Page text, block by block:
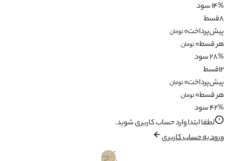
14% سود
8قسط
پیش‌پرداخت0تومان
هر قسط0تومان
28% سود
12قسط
پیش‌پرداخت0تومان
هر قسط0تومان
42% سود
لطفا ابتدا وارد حساب کاربری شوید.
ورود به حساب کاربری